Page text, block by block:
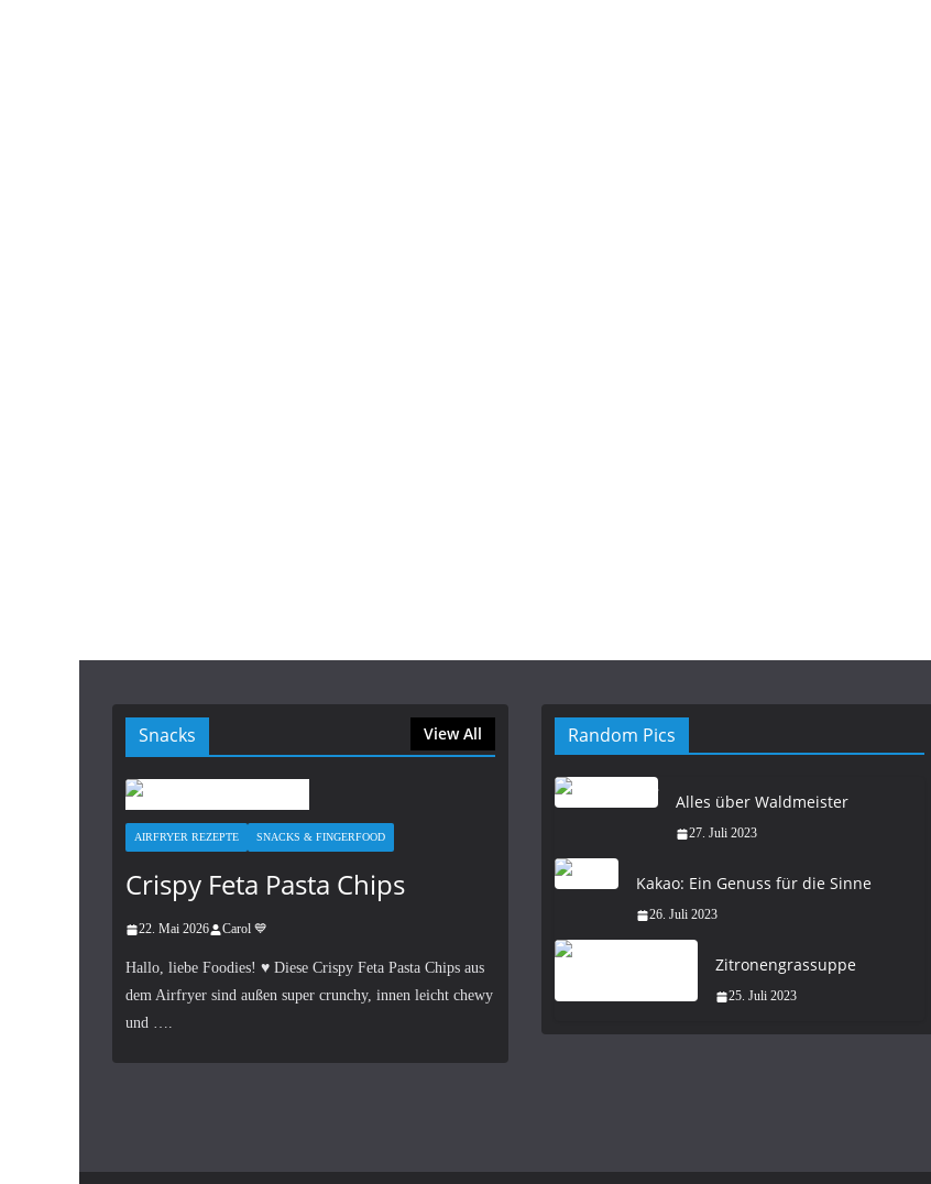
Snacks View All
AIRFRYER REZEPTE SNACKS & FINGERFOOD
Crispy Feta Pasta Chips
22. Mai 2026 Carol 💙
Hallo, liebe Foodies! ♥︎ Diese Crispy Feta Pasta Chips aus
dem Airfryer sind außen super crunchy, innen leicht chewy
und ….
Random Pics
Alles über Waldmeister
27. Juli 2023
Kakao: Ein Genuss für die Sinne
26. Juli 2023
Zitronengrassuppe
25. Juli 2023